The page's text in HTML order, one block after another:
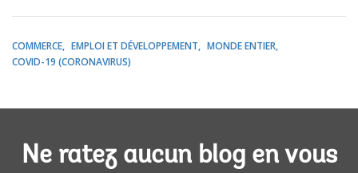
COMMERCE EMPLOI ET DÉVELOPPEMENT
MONDE ENTIER
COVID-19 (CORONAVIRUS)
Ne ratez aucun blog en vous